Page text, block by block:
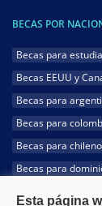
BECAS POR
Becas para
Becas EEUU y
Becas para
Becas para
Becas para
Becas para